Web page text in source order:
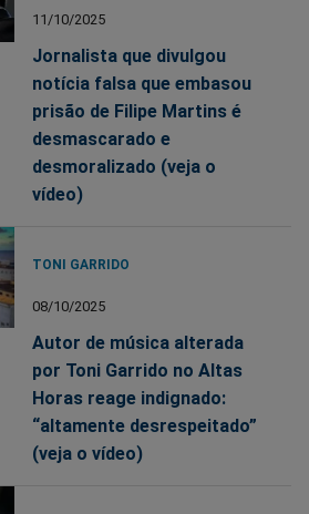
11/10/2025
Jornalista que divulgou
notícia falsa que embasou
prisão de Filipe Martins é
desmascarado e
desmoralizado (veja o
vídeo)
TONI GARRIDO
08/10/2025
Autor de música alterada
por Toni Garrido no Altas
Horas reage indignado:
“altamente desrespeitado”
(veja o vídeo)